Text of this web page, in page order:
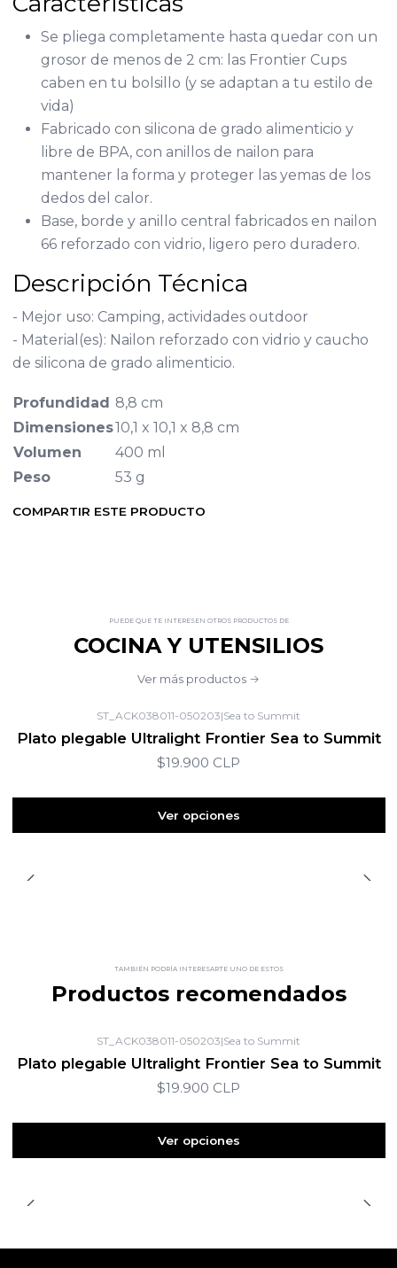
Se pliega completamente hasta quedar con un
grosor de menos de 2 cm: las Frontier Cups
caben en tu bolsillo (y se adaptan a tu estilo de
vida)
Fabricado con silicona de grado alimenticio y
libre de BPA, con anillos de nailon para
mantener la forma y proteger las yemas de los
dedos del calor.
Base, borde y anillo central fabricados en nailon
66 reforzado con vidrio, ligero pero duradero.
Descripción Técnica
- Mejor uso: Camping, actividades outdoor
- Material(es): Nailon reforzado con vidrio y caucho
de silicona de grado alimenticio.
Profundidad 8,8 cm
Dimensiones10,1 x 10,1 x 8,8 cm
Volumen
400 ml
Peso
53 g
COMPARTIR ESTE PRODUCTO
PUEDE QUE TE INTERESEN OTROS PRODUCTOS DE
COCINA Y UTENSILIOS
Ver más productos
ST_ACK038011-050203|Sea to Summit
Plato plegable Ultralight Frontier Sea to Summit
$19.900 CLP
Ver opciones
TAMBIÉN PODRÍA INTERESARTE UNO DE ESTOS
Productos recomendados
ST_ACK038011-050203|Sea to Summit
Plato plegable Ultralight Frontier Sea to Summit
$19.900 CLP
Ver opciones